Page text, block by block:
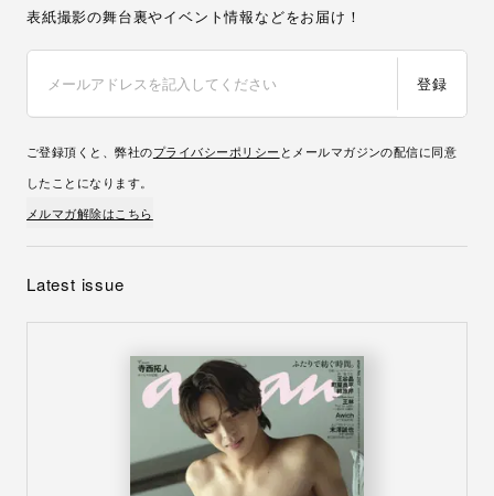
表紙撮影の舞台裏やイベント情報などをお届け！
登録
ご登録頂くと、弊社のプライバシーポリシー とメールマガジンの配信に同意
したことになります。
メルマガ解除はこちら
Latest issue